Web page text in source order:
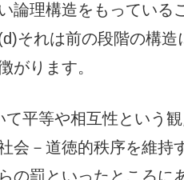
論理構造をもっている
それは前の段階の構
がります。
平等や相互性という
会－道徳的秩序を維持
の罰といったところに